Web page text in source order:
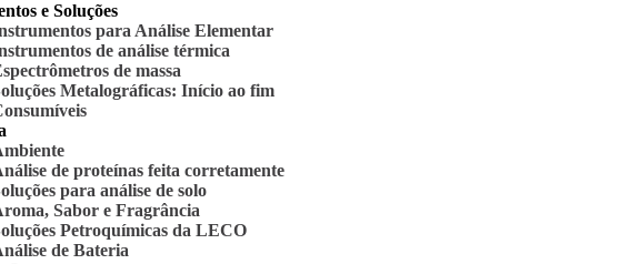
e Soluções
para Análise Elementar
de análise térmica
de massa
Metalográficas: Início ao fim
de proteínas feita corretamente
para análise de solo
Sabor e Fragrância
Petroquímicas da LECO
de Bateria